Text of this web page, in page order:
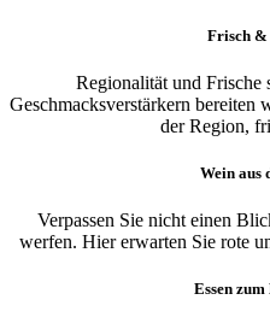
Frisch &
Regionalität und
Geschmacksverstärkern bereiten
der Region,
Wein aus
Verpassen Sie nicht einen
werfen. Hier erwarten Sie rote
Essen